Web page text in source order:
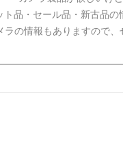
ト品・セール品・新古品
の情報もありますので